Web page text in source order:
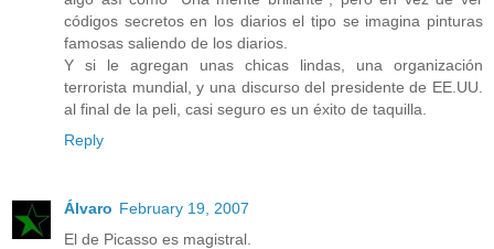
códigos secretos en los diarios el tipo se imagina pinturas
famosas saliendo de los diarios.
Y si le agregan unas chicas lindas, una organización
terrorista mundial, y una discurso del presidente de EE.UU.
al final de la peli, casi seguro es un éxito de taquilla.
Reply
Álvaro February 19, 2007
El de Picasso es magistral.